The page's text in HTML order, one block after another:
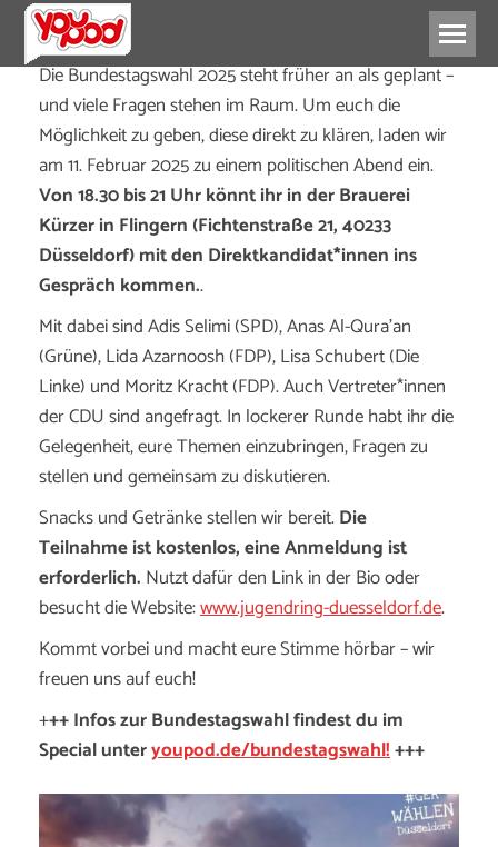
Die Bundestagswahl 2025 steht früher an als geplant –
und viele Fragen stehen im Raum. Um euch die
Möglichkeit zu geben, diese direkt zu klären, laden wir
am 11. Februar 2025 zu einem politischen Abend ein.
Von 18.30 bis 21 Uhr könnt ihr in der Brauerei
Kürzer in Flingern (Fichtenstraße 21, 40233
Düsseldorf) mit den Direktkandidat*innen ins
Gespräch kommen..
Mit dabei sind Adis Selimi (SPD), Anas Al-Qura’an
(Grüne), Lida Azarnoosh (FDP), Lisa Schubert (Die
Linke) und Moritz Kracht (FDP). Auch Vertreter*innen
der CDU sind angefragt. In lockerer Runde habt ihr die
Gelegenheit, eure Themen einzubringen, Fragen zu
stellen und gemeinsam zu diskutieren.
Snacks und Getränke stellen wir bereit.Die
Teilnahme ist kostenlos, eine Anmeldung ist
erforderlich. Nutzt dafür den Link in der Bio oder
besucht die Website:www.jugendring-duesseldorf.de.
Kommt vorbei und macht eure Stimme hörbar – wir
freuen uns auf euch!
+++ Infos zur Bundestagswahl findest du im
Special unteryoupod.de/bundestagswahl!+++